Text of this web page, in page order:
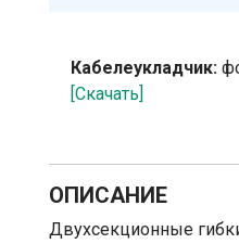
Кабелеукладчик:
[Скачать]
ОПИСАНИЕ
Двухсекционные